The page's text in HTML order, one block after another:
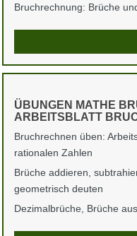
Bruchrechnung: Brüche
ÜBUNGEN MATHE
ARBEITSBLATT
Bruchrechnen üben:
rationalen Zahlen
Brüche addieren,
geometrisch deuten
Dezimalbrüche, Brüche